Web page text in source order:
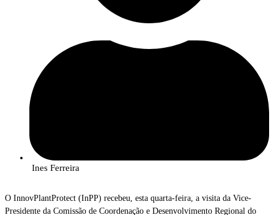
Ines Ferreira
O InnovPlantProtect (InPP) recebeu, esta quarta-feira, a visita da Vice-
Presidente da Comissão de Coordenação e Desenvolvimento Regional do